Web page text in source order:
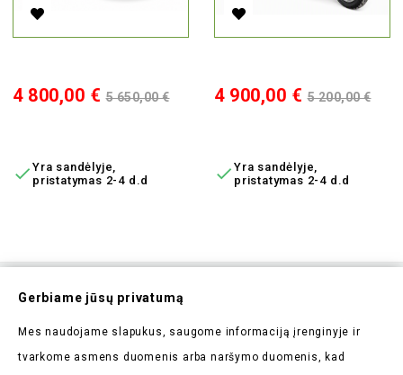
Kaina
4 800,00 € Bazinė
kaina
5 650,00 €
 Yra sandėlyje,
pristatymas 2-4 d.d
Kaina
4 900,00 € Bazinė
kaina
5 200,00 €
 Yra sandėlyje,
pristatymas 2-4 d.d
Prenumeruokite Mūsų
Naujienlaiškį
Pirmieji sužinokite apie mūsų naujienas bei taikomas
Gerbiame jūsų privatumą
Mes naudojame slapukus, saugome informaciją įrenginyje ir
tvarkome asmens duomenis arba naršymo duomenis, kad